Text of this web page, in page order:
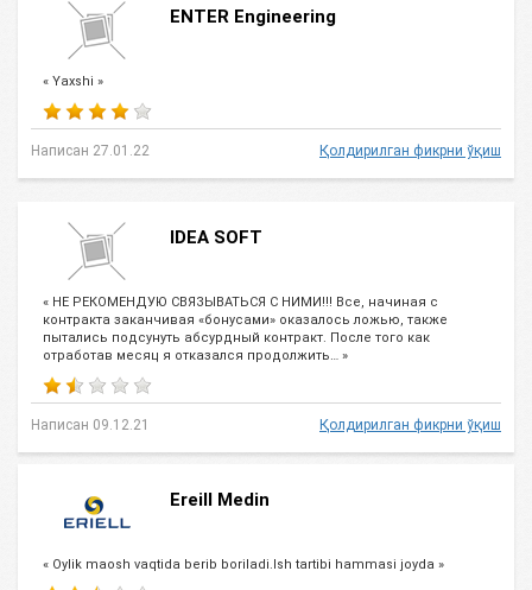
ENTER Engineering
« Yaxshi »
Написан 27.01.22 Қолдирилган фикрни ўқиш
IDEA SOFT
« НЕ РЕКОМЕНДУЮ СВЯЗЫВАТЬСЯ С НИМИ!!! Все, начиная с
контракта заканчивая «бонусами» оказалось ложью, также
пытались подсунуть абсурдный контракт. После того как
отработав месяц я отказался продолжить… »
Написан 09.12.21 Қолдирилган фикрни ўқиш
Ereill Medin
« Oylik maosh vaqtida berib boriladi.Ish tartibi hammasi joyda »